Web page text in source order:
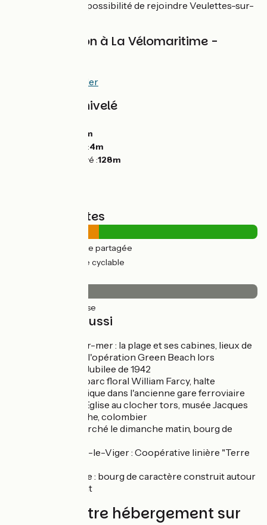
De Cany-Barville, possibilité de rejoindre Veulettes-sur-
Interconnexion à La Vélomaritime -
À Pourville-sur-Mer
Pentes et dénivelé
198m
Point le plus bas :4m
Point le plus élevé :128m
Types de routes
(36%) Route partagée
(64%) Voie cyclable
(100%) Lisse
À découvrir aussi
Pourville-sur-mer : la plage et ses cabines, lieux de
mémoire de l'opération Green Beach lors
l'Opération Jubilee de 1942
Offranville : parc floral William Farcy, halte
cyclotouristique dans l'ancienne gare ferroviaire
réhabilitée, Eglise au clocher tors, musée Jacques
Emile-Blanche, colombier
Luneray : marché le dimanche matin, bourg de
Saint-Pierre-le-Viger : Coopérative linière "Terre
Cany-Barville : bourg de caractère construit autour
de la Durdent
Trouvez votre hébergement sur